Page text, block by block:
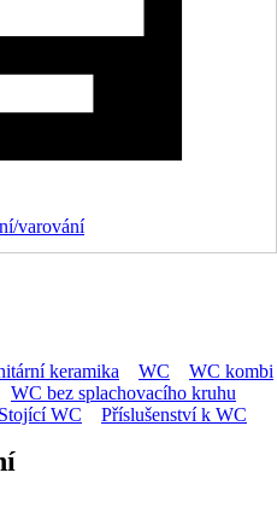
varování
keramika WC
WC kombi
WC bez splachovacího kruhu
Stojící WC Příslušenství k WC